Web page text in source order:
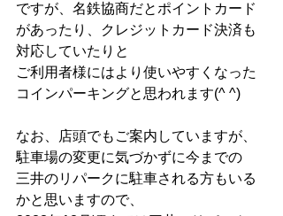
ですが、名鉄協商だとポイントカード
があったり、クレジットカード決済も
対応していたりと
ご利用者様にはより使いやすくなった
コインパーキングと思われます(^ ^)
なお、店頭でもご案内していますが、
駐車場の変更に気づかずに今までの
三井のリパークに駐車される方もいる
かと思いますので、